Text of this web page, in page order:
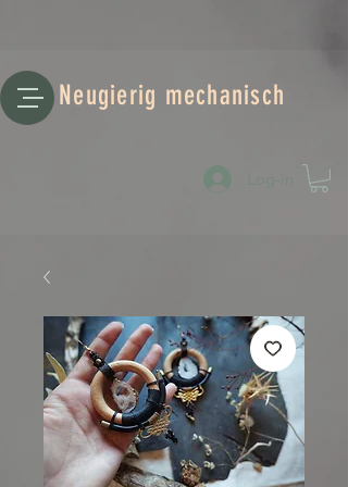
Neugierig mechanisch
Log-in